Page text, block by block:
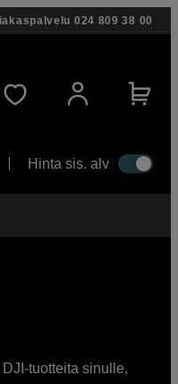
024 809 38 00
Hinta sis. alv
tuotteita sinulle,